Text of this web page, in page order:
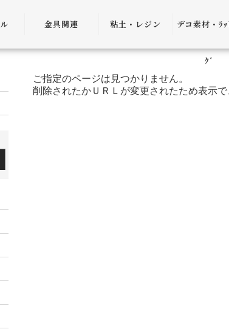
金具関連
金具
チェーン
粘土・レジン
粘土・粘土土台
レジン
デコ素材・ﾗ
ｸﾞ
デコ素材
ご指定のページは見つかりません。
削除されたかＵＲＬが変更されたため表示で